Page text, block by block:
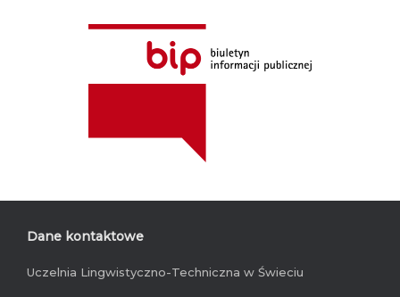
Dane kontaktowe
Uczelnia Lingwistyczno-Techniczna w Świeciu